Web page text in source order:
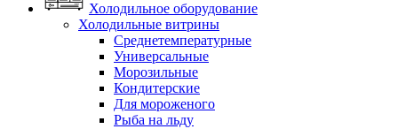
Холодильное оборудование
Холодильные витрины
Среднетемпературные
Универсальные
Морозильные
Кондитерские
Для мороженого
Рыба на льду